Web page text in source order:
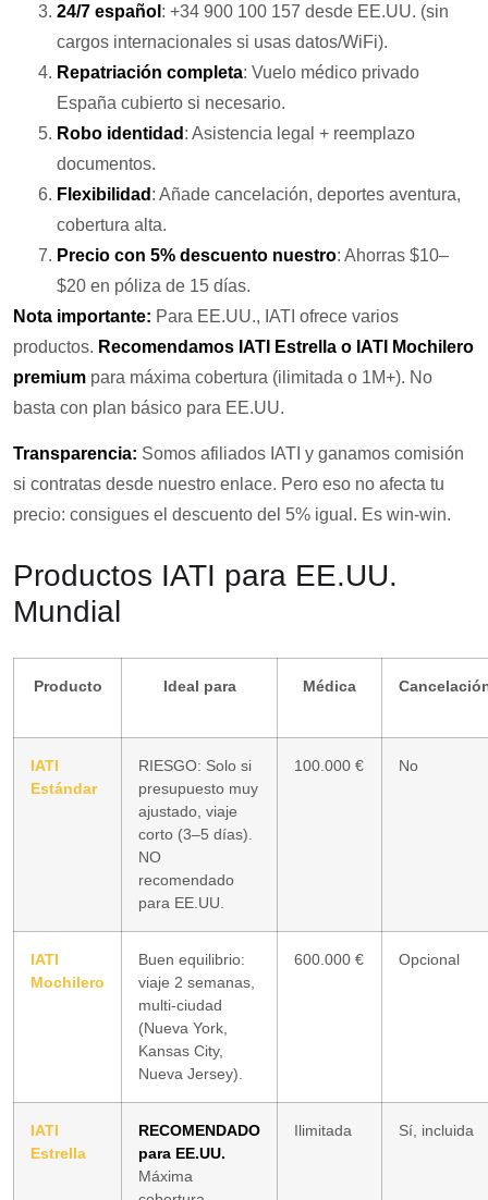
24/7 español : +34 900 100 157 desde EE.UU. (sin
cargos internacionales si usas datos/WiFi).
Repatriación completa: Vuelo médico privado
España cubierto si necesario.
Robo identidad : Asistencia legal + reemplazo
documentos.
Flexibilidad : Añade cancelación, deportes aventura,
cobertura alta.
Precio con 5% descuento nuestro: Ahorras $10–
$20 en póliza de 15 días.
Nota importante: Para EE.UU., IATI ofrece varios
productos. Recomendamos IATI Estrella o IATI Mochilero
premium para máxima cobertura (ilimitada o 1M+). No
basta con plan básico para EE.UU.
Transparencia: Somos afiliados IATI y ganamos comisión
si contratas desde nuestro enlace. Pero eso no afecta tu
precio: consigues el descuento del 5% igual. Es win-win.
Productos IATI para EE.UU.
Mundial
Producto Ideal para Médica
IATI
Estándar
RIESGO: Solo si
presupuesto muy
ajustado, viaje
corto (3–5 días).
NO
recomendado
para EE.UU.
100.000 € No
IATI
Mochilero
Buen equilibrio:
viaje 2 semanas,
multi-ciudad
(Nueva York,
Kansas City,
Nueva Jersey).
600.000 € Opcional
IATI
Estrella
RECOMENDADO
para EE.UU.
Máxima
Ilimitada Sí, incluida